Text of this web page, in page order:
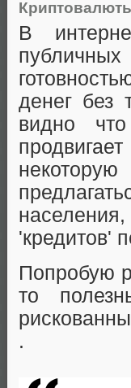
В
публичных
денег без
видно
'кредитов'
Попробую
то
.